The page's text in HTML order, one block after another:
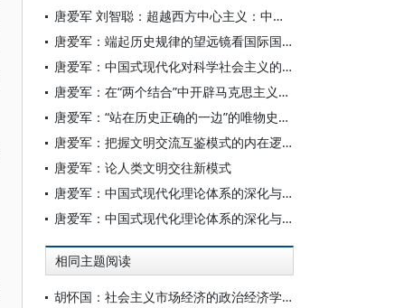
唐爱军 刘智聪：超越西方中心主义：中国式现代化的独特世界观
唐爱军：端起历史规律的望远镜看国际国内形势
唐爱军：中国式现代化对科学社会主义的原创性贡献
唐爱军：在“两个结合”中开辟马克思主义中国化时代化新境界
唐爱军：“站在历史正确的一边”的唯物史观阐释
唐爱军：把握文明交流互鉴模式的内在逻辑
唐爱军：论人类文明交往新模式
唐爱军：中国式现代化理论体系的深化与拓展
唐爱军：中国式现代化理论体系的深化与拓展
相同主题阅读
胡怀国：社会主义市场经济的政治经济学解析